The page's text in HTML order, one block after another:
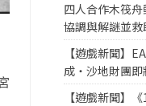
四人合作木筏
協調與解謎並
【遊戲新聞】
成・沙地財團
【遊戲新聞】